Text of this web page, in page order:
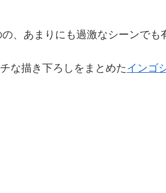
、あまりにも過激なシーンでも
な描き下ろしをまとめたインゴ